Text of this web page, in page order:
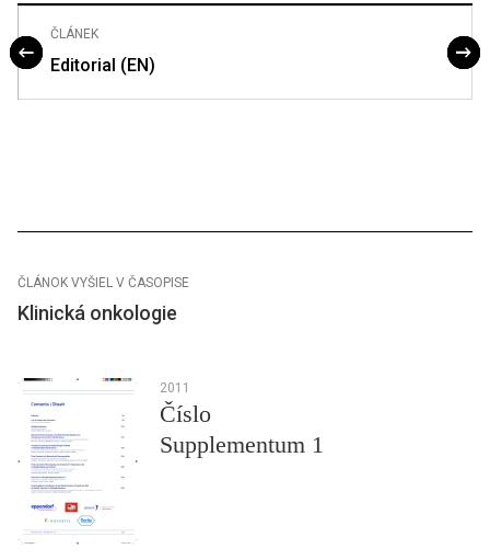
ČLÁNEK
Editorial (EN)
ČLÁNOK VYŠIEL V ČASOPISE
Klinická onkologie
2011
Číslo
Supplementum 1